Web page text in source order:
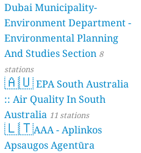
Dubai Municipality-
Environment Department -
Environmental Planning
And Studies Section 8
stations
🇦🇺EPA South Australia
:: Air Quality In South
Australia 11 stations
🇱🇹AAA - Aplinkos
Apsaugos Agentūra